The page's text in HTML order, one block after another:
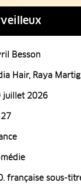
Besson
Hair, Raya
juillet 2026
française sous-